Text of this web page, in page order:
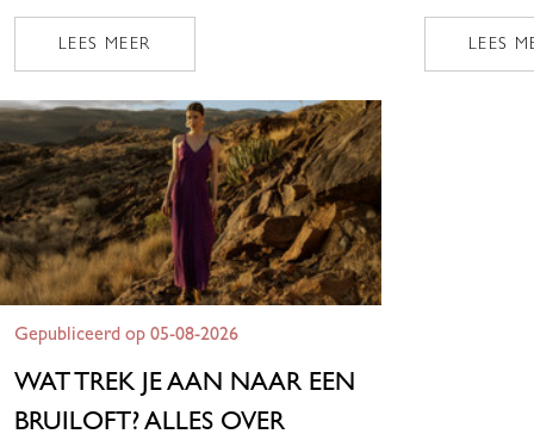
LEES MEER LEES
Gepubliceerd op 05-08-2026
WAT TREK JE AAN NAAR EEN
BRUILOFT? ALLES OVER